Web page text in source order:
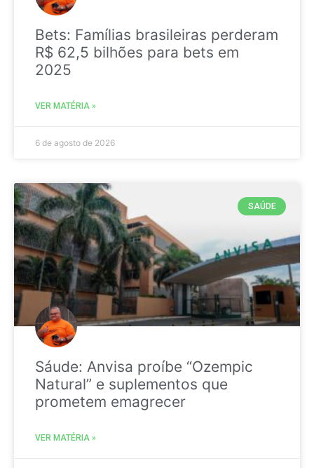
Bets: Famílias brasileiras perderam
R$ 62,5 bilhões para bets em
2025
VER MATÉRIA »
6 de agosto de 2026
SAÚDE
Sáude: Anvisa proíbe “Ozempic
Natural” e suplementos que
prometem emagrecer
VER MATÉRIA »